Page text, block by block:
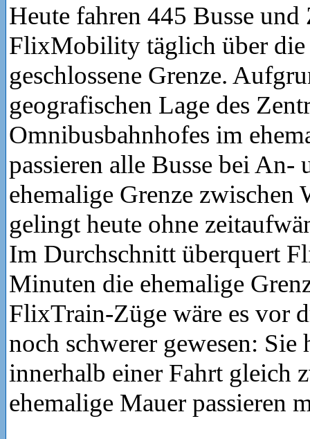
Heute fahren 445 Busse
FlixMobility täglich über die
geschlossene Grenze.
geografischen Lage des
Omnibusbahnhofes im
passieren alle Busse bei An-
ehemalige Grenze zwischen
gelingt heute ohne
Im Durchschnitt überquert
Minuten die ehemalige
FlixTrain-Züge wäre es vor
noch schwerer gewesen: Sie
innerhalb einer Fahrt gleich
ehemalige Mauer passieren